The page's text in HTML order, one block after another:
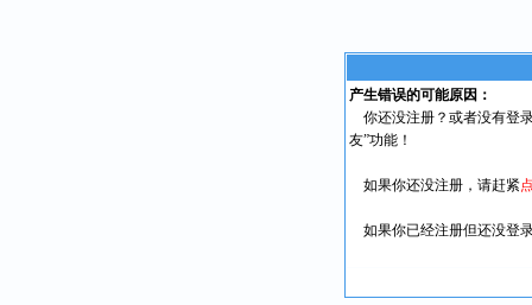
产生错误的可能原因：
你还没注册？或者没有登
友”功能！
如果你还没注册，请赶紧
如果你已经注册但还没登